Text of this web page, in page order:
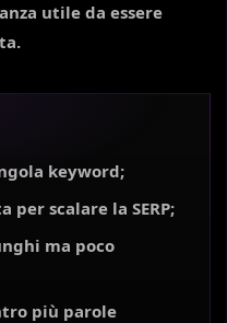
utile da essere
keyword;
scalare la SERP;
ma poco
più parole